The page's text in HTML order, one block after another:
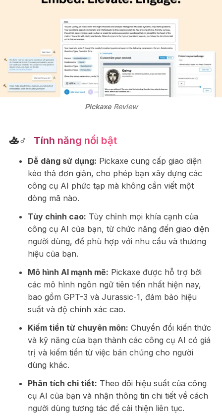
Pickaxe Review
🚣♂ ‍️ Tính năng nổi bật
Dễ dàng sử dụng: Pickaxe cung cấp giao diện
kéo thả đơn giản, cho phép bạn xây dựng các
công cụ AI phức tạp mà không cần viết một
dòng mã nào.
Tùy chỉnh cao: Tùy chỉnh mọi khía cạnh của
công cụ AI của bạn, từ chức năng đến giao diện
người dùng, để phù hợp với nhu cầu và thương
hiệu của bạn.
Mô hình AI mạnh mẽ: Pickaxe được hỗ trợ bởi
các mô hình ngôn ngữ tiên tiến nhất hiện nay,
bao gồm GPT-3 và Jurassic-1, đảm bảo hiệu
suất và độ chính xác cao.
Kiếm tiền từ chuyên môn: Chuyển đổi kiến thức
và kỹ năng của bạn thành các công cụ AI có giá
trị và kiếm tiền từ việc bán chúng cho người
dùng khác.
Phân tích chi tiết: Theo dõi hiệu suất của công
cụ AI của bạn và nhận thông tin chi tiết về cách
người dùng tương tác để cải thiện liên tục.